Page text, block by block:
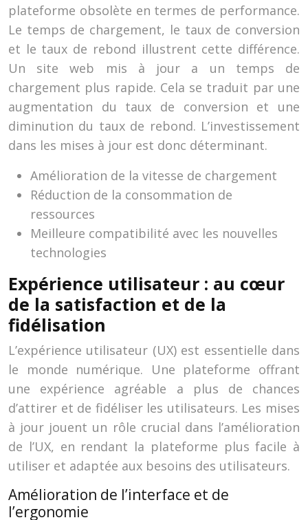
plateforme obsolète en termes de performance.
Le temps de chargement, le taux de conversion
et le taux de rebond illustrent cette différence.
Un site web mis à jour a un temps de
chargement plus rapide. Cela se traduit par une
augmentation du taux de conversion et une
diminution du taux de rebond. L’investissement
dans les mises à jour est donc déterminant.
Amélioration de la vitesse de chargement
Réduction de la consommation de
ressources
Meilleure compatibilité avec les nouvelles
technologies
Expérience utilisateur : au cœur
de la satisfaction et de la
fidélisation
L’expérience utilisateur (UX) est essentielle dans
le monde numérique. Une plateforme offrant
une expérience agréable a plus de chances
d’attirer et de fidéliser les utilisateurs. Les mises
à jour jouent un rôle crucial dans l’amélioration
de l’UX, en rendant la plateforme plus facile à
utiliser et adaptée aux besoins des utilisateurs.
Amélioration de l’interface et de
l’ergonomie